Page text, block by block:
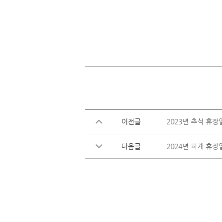
이전글 2023년 추석 휴장
다음글 2024년 하계 휴장